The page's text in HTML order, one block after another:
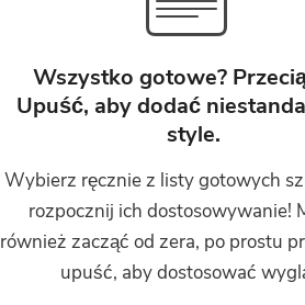
Wszystko gotowe?
Upuść, aby dodać
style.
Wybierz ręcznie z listy gotowych
rozpocznij ich dostosowywanie!
również zacząć od zera, po prostu
upuść, aby dostosować